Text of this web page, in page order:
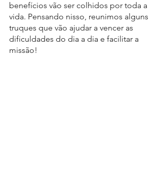
benefícios vão ser colhidos por toda a
vida. Pensando nisso, reunimos alguns
truques que vão ajudar a vencer as
dificuldades do dia a dia e facilitar a
missão!